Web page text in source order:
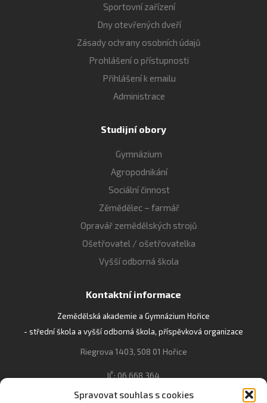
Spravovat souhlas s cookies
Sportovní zařízení
Dny otevřených dveří
Zásady ochrany osobních údajů
Prohlášení o přístupnosti
Přihlášení k emailu
Administrace
Studijní obory
Gymnázium
Agropodnikání
Sociální činnost
Zěmědělec – farmář
Opravář zemědělských strojů
Ošetřovatel / ošetřovatelka
Vyšší odborná škola
Kontaktní informace
Zemědělská akademie a Gymnázium Hořice
- střední škola a vyšší odborná škola, příspěvková organizace
Riegrova 1403, 508 01 Hořice
IČ: 06 668 364
493 623 021, 493 623 022